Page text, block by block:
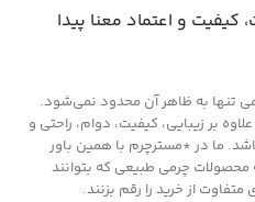
مناسب کیف و کفش، پوشاک و مبلمان
چرمی
کیفیت و اعتماد معنا پیدا
تنها به ظاهر آن محدود نمی‌شود.
بر زیبایی، کیفیت، دوام، راحتی و
ما در *مسترچرم با همین باور
محصولات چرمی طبیعی که بتوانند
از خرید را رقم بزنند.